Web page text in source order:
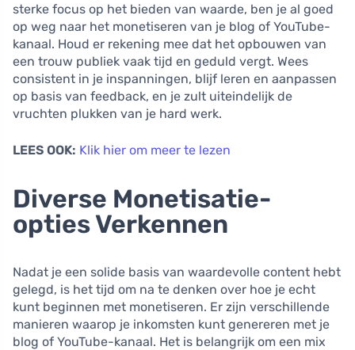
sterke focus op het bieden van waarde, ben je al goed
op weg naar het monetiseren van je blog of YouTube-
kanaal. Houd er rekening mee dat het opbouwen van
een trouw publiek vaak tijd en geduld vergt. Wees
consistent in je inspanningen, blijf leren en aanpassen
op basis van feedback, en je zult uiteindelijk de
vruchten plukken van je hard werk.
LEES OOK: Klik hier om meer te lezen
Diverse Monetisatie-
opties Verkennen
Nadat je een solide basis van waardevolle content hebt
gelegd, is het tijd om na te denken over hoe je echt
kunt beginnen met monetiseren. Er zijn verschillende
manieren waarop je inkomsten kunt genereren met je
blog of YouTube-kanaal. Het is belangrijk om een mix